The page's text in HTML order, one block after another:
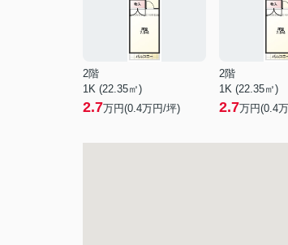
2階
1K (22.35㎡)
2.7万円(0.4万円/坪)
2階
1K (22.35㎡)
2.7万円(0.4